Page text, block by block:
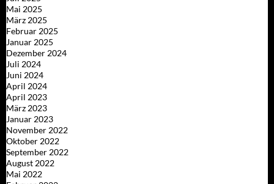
Mai 2025
März 2025
Februar 2025
Januar 2025
Dezember 2024
Juli 2024
Juni 2024
April 2024
April 2023
März 2023
Januar 2023
November 2022
Oktober 2022
September 2022
August 2022
Mai 2022